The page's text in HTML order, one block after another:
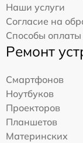
Наши услуги
Согласие на
Способы оплаты
Ремонт
Смартфонов
Ноутбуков
Проекторов
Планшетов
Материнских